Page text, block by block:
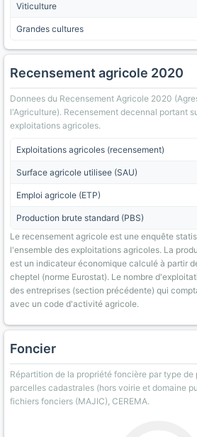
Viticulture
Grandes cultures
Recensement agricole 2020
Donnees du Recensement Agricole 2020
l'Agriculture). Recensement decennal portant
exploitations agricoles.
Exploitations agricoles (recensement)
Surface agricole utilisee (SAU)
Emploi agricole (ETP)
Production brute standard (PBS)
Le recensement agricole est une enquête
l'ensemble des exploitations agricoles. La
est un indicateur économique calculé à partir
cheptel (norme Eurostat). Le nombre
des entreprises (section précédente) qui
avec un code d'activité agricole.
Foncier
Répartition de la propriété foncière par type de
parcelles cadastrales (hors voirie et domaine
fichiers fonciers (MAJIC), CEREMA.